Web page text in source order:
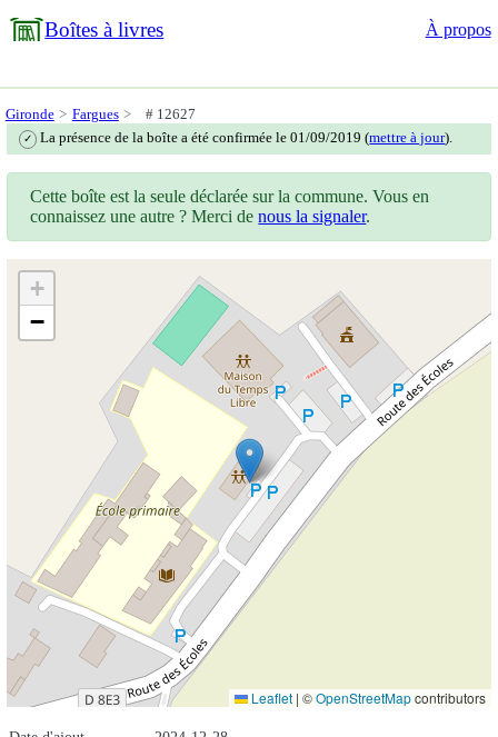
Boîtes à livres À propos
Gironde Fargues # 12627
✓ La présence de la boîte a été confirmée le 01/09/2019 (mettre à jour).
Cette boîte est la seule déclarée sur la commune. Vous en
connaissez une autre ? Merci denous la signaler.
+
−
Leaflet | ©OpenStreetMapcontributors